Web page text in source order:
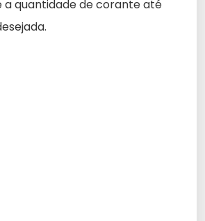
quantidade de corante até